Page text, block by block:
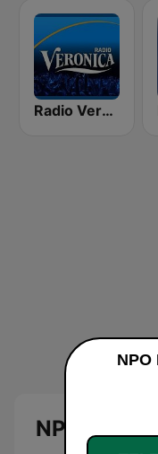
Radio Veronica
NPO Radio
NPO